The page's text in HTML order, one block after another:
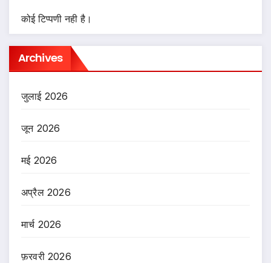
कोई टिप्पणी नही है।
Archives
जुलाई 2026
जून 2026
मई 2026
अप्रैल 2026
मार्च 2026
फ़रवरी 2026